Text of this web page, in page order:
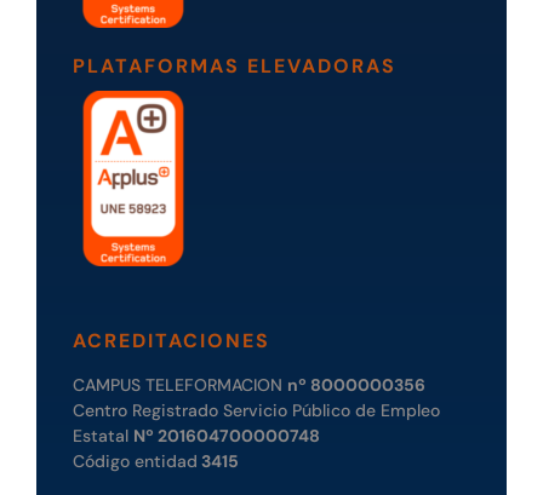
PLATAFORMAS ELEVADORAS
ACREDITACIONES
CAMPUS TELEFORMACION nº 8000000356
Centro Registrado Servicio Público de Empleo
Estatal Nº 201604700000748
Código entidad 3415